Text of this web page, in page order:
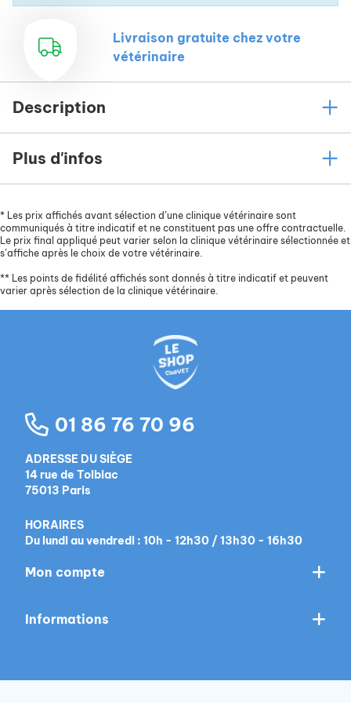
Uneabsence totale de céréale (0% gluten)et
une teneur en amidon modérée (25.5%),
importantes pour les chiens qui présentent une
sensibilité digestive, caractérisée par des selles
de mauvaise qualité et des flatulences.
De l’huile de colza et le complexe
Marine Active
Benefit(autolysats de poissons), sources
d’acides gras oméga-6 et oméga-3, ainsi que de
la vitamine E, nécessaires pour obtenir un
pelage
sainet soyeux, mais aussi pour lesoutien
Des algues et des fibres, associées à une taille
appropriée de croquette, qui assurent une
dentaire.
Des fruits et des légumes, sources de
et répondent aux besoins quotidiens de votre
Livraison gratuite chez votre
vétérinaire
Description
Plus d'infos
* Les prix affichés avant sélection d’une clinique vétérinaire sont
communiqués à titre indicatif et ne constituent pas une offre contractuelle.
Le prix final appliqué peut varier selon la clinique vétérinaire sélectionnée et
s’affiche après le choix de votre vétérinaire.
** Les points de fidélité affichés sont donnés à titre indicatif et peuvent
varier après sélection de la clinique vétérinaire.
01 86 76 70 96
ADRESSE DU SIÈGE
14 rue de Tolbiac
75013 Paris
HORAIRES
Du lundi au vendredi : 10h - 12h30 / 13h30 - 16h30
Mon compte
Informations